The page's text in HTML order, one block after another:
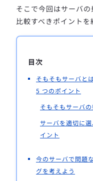
そこで今回はサーバ
比較すべきポイントを
目次
そもそもサーバと
5 つのポイント
そもそもサーバの
サーバを適切に
イント
今のサーバで問題
グを考えよう